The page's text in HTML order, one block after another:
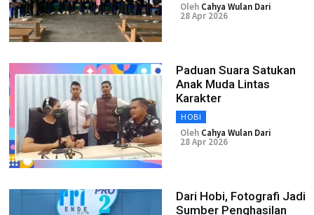
Oleh Cahya Wulan Dari
28 Apr 2026
Paduan Suara Satukan
Anak Muda Lintas
Karakter
HOBI
Oleh Cahya Wulan Dari
28 Apr 2026
Dari Hobi, Fotografi Jadi
Sumber Penghasilan